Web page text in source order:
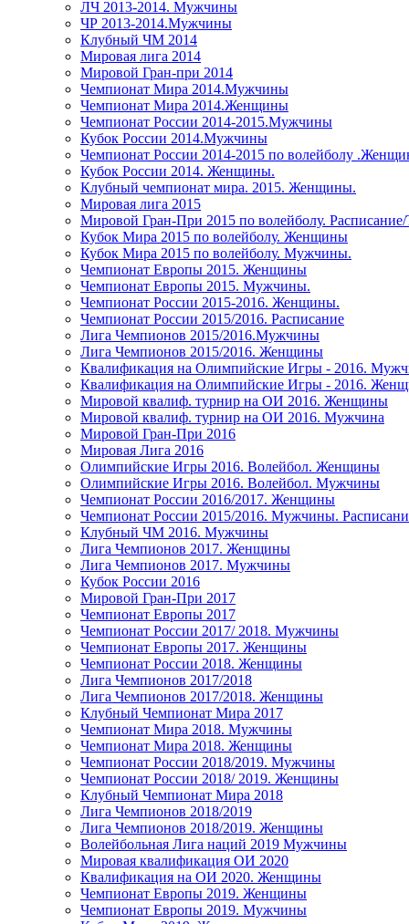
ЛЧ 2013-2014. Мужчины
ЧР 2013-2014.Мужчины
Клубный ЧМ 2014
Мировая лига 2014
Мировой Гран-при 2014
Чемпионат Мира 2014.Мужчины
Чемпионат Мира 2014.Женщины
Чемпионат России 2014-2015.Мужчины
Кубок России 2014.Мужчины
Чемпионат России 2014-2015 по волейболу
Кубок России 2014. Женщины.
Клубный чемпионат мира. 2015. Женщины.
Мировая лига 2015
Мировой Гран-При 2015 по волейболу.
Кубок Мира 2015 по волейболу. Женщины
Кубок Мира 2015 по волейболу. Мужчины.
Чемпионат Европы 2015. Женщины
Чемпионат Европы 2015. Мужчины.
Чемпионат России 2015-2016. Женщины.
Чемпионат России 2015/2016. Расписание
Лига Чемпионов 2015/2016.Мужчины
Лига Чемпионов 2015/2016. Женщины
Квалификация на Олимпийские Игры - 2016.
Квалификация на Олимпийские Игры - 2016.
Мировой квалиф. турнир на ОИ 2016. Женщины
Мировой квалиф. турнир на ОИ 2016. Мужчина
Мировой Гран-При 2016
Мировая Лига 2016
Олимпийские Игры 2016. Волейбол. Женщины
Олимпийские Игры 2016. Волейбол. Мужчины
Чемпионат России 2016/2017. Женщины
Чемпионат России 2015/2016. Мужчины.
Клубный ЧМ 2016. Мужчины
Лига Чемпионов 2017. Женщины
Лига Чемпионов 2017. Мужчины
Кубок России 2016
Мировой Гран-При 2017
Чемпионат Европы 2017
Чемпионат России 2017/ 2018. Мужчины
Чемпионат Европы 2017. Женщины
Чемпионат России 2018. Женщины
Лига Чемпионов 2017/2018
Лига Чемпионов 2017/2018. Женщины
Клубный Чемпионат Мира 2017
Чемпионат Мира 2018. Мужчины
Чемпионат Мира 2018. Женщины
Чемпионат России 2018/2019. Мужчины
Чемпионат России 2018/ 2019. Женщины
Клубный Чемпионат Мира 2018
Лига Чемпионов 2018/2019
Лига Чемпионов 2018/2019. Женщины
Волейбольная Лига наций 2019 Мужчины
Мировая квалификация ОИ 2020
Квалификация на ОИ 2020. Женщины
Чемпионат Европы 2019. Женщины
Чемпионат Европы 2019. Мужчины